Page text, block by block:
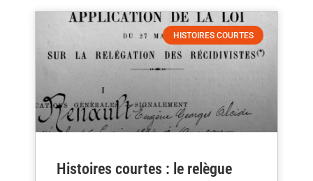
HISTOIRES COURTES
Histoires courtes : le relègue